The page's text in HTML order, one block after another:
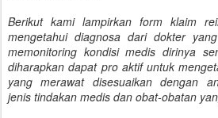
Berikut kami lampirkan form klaim
mengetahui diagnosa dari dokter
memonitoring kondisi medis dirinya
diharapkan dapat pro aktif untuk
yang merawat disesuaikan dengan
jenis tindakan medis dan obat-obatan